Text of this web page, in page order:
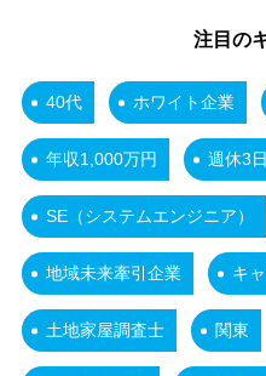
注目の
40代 ホワイト企業
年収1,000万円 週休3日
SE（システムエンジニア）
地域未来牽引企業 キ
土地家屋調査士 関東